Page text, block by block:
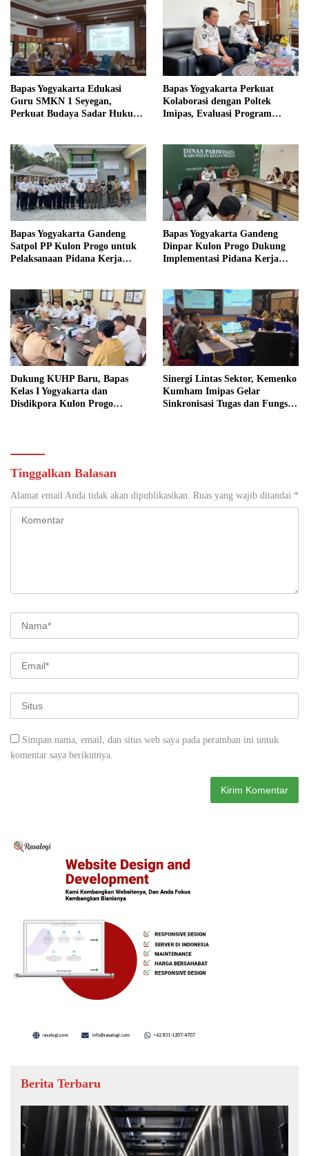
Bapas Yogyakarta Edukasi
Guru SMKN 1 Seyegan,
Perkuat Budaya Sadar Hukum
Bapas Yogyakarta Perkuat
Kolaborasi dengan Poltek
Imipas, Evaluasi Program
Bapas Yogyakarta Gandeng
Satpol PP Kulon Progo untuk
Pelaksanaan Pidana Kerja
Bapas Yogyakarta Gandeng
Dinpar Kulon Progo Dukung
Implementasi Pidana Kerja
Dukung KUHP Baru, Bapas
Kelas I Yogyakarta dan
Disdikpora Kulon Progo
Sinergi Lintas Sektor, Kemenko
Kumham Imipas Gelar
Sinkronisasi Tugas dan Fungsi
Tinggalkan Balasan
Alamat email Anda tidak akan dipublikasikan. Ruas yang wajib ditandai *
Simpan nama, email, dan situs web saya pada peramban ini untuk
komentar saya berikutnya.
Berita Terbaru